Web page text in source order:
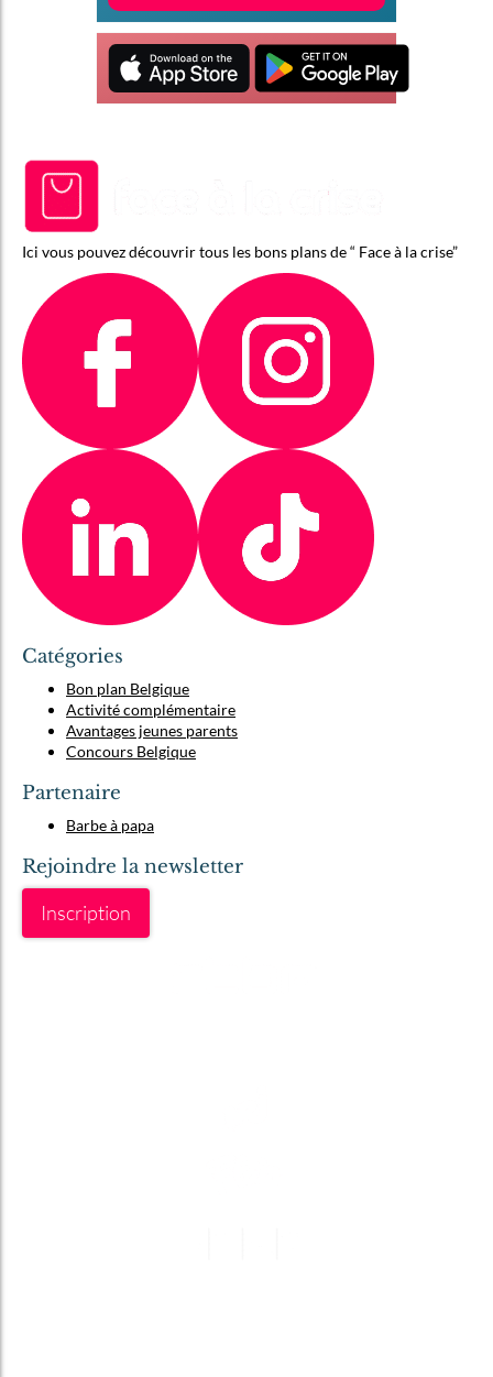
Ici vous pouvez découvrir tous les bons plans de “ Face à la crise”
Catégories
Bon plan Belgique
Activité complémentaire
Avantages jeunes parents
Concours Belgique
Partenaire
Barbe à papa
Rejoindre la newsletter
Inscription